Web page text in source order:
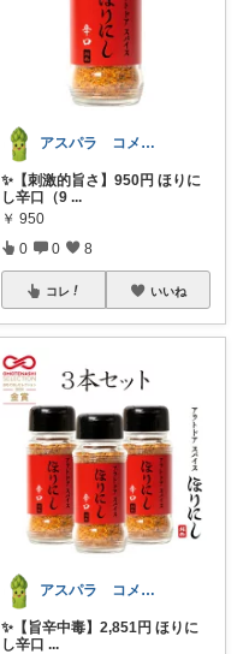
アスパラ コメントあまり出来ず🙇
✨【刺激的旨さ】950円 ほりに
し辛口（9 ...
￥ 950
0 0 8
コレ いいね
アスパラ コメントあまり出来ず🙇
✨【旨辛中毒】2,851円 ほりに
し辛口 ...